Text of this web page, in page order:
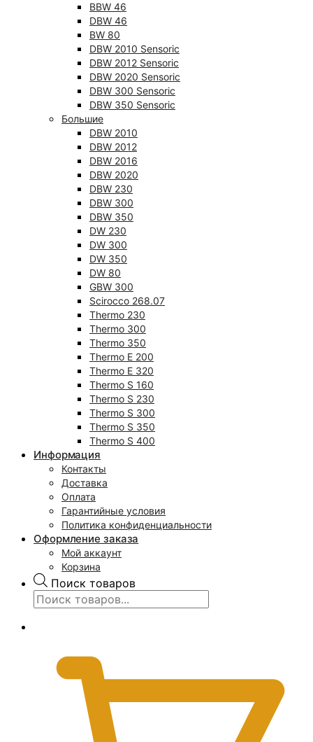
BBW 46
DBW 46
BW 80
DBW 2010 Sensoric
DBW 2012 Sensoric
DBW 2020 Sensoric
DBW 300 Sensoric
DBW 350 Sensoric
Большие
DBW 2010
DBW 2012
DBW 2016
DBW 2020
DBW 230
DBW 300
DBW 350
DW 230
DW 300
DW 350
DW 80
GBW 300
Scirocco 268.07
Thermo 230
Thermo 300
Thermo 350
Thermo E 200
Thermo E 320
Thermo S 160
Thermo S 230
Thermo S 300
Thermo S 350
Thermo S 400
Информация
Контакты
Доставка
Оплата
Гарантийные условия
Политика конфиденциальности
Оформление заказа
Мой аккаунт
Корзина
Поиск товаров